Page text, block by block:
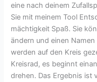
eine nach deinem
Sie mit meinem Tool
mächtigkeit Spaß. Sie
ändern und einen
werden auf den Kreis
Kreisrad, es beginnt
drehen. Das Ergebnis ist